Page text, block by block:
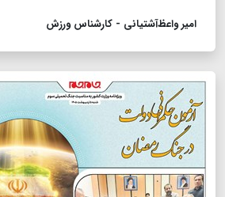
امیر واعظ‌آشتیانی - کارشناس ورزش